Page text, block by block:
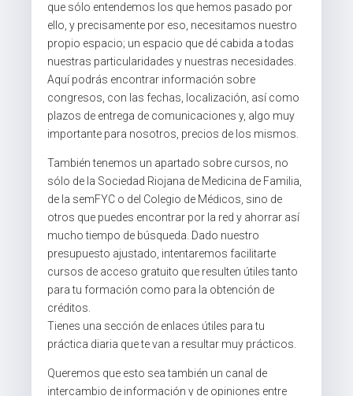
que sólo entendemos los que hemos pasado por
ello, y precisamente por eso, necesitamos nuestro
propio espacio; un espacio que dé cabida a todas
nuestras particularidades y nuestras necesidades.
Aquí podrás encontrar información sobre
congresos, con las fechas, localización, así como
plazos de entrega de comunicaciones y, algo muy
importante para nosotros, precios de los mismos.
También tenemos un apartado sobre cursos, no
sólo de la Sociedad Riojana de Medicina de Familia,
de la semFYC o del Colegio de Médicos, sino de
otros que puedes encontrar por la red y ahorrar así
mucho tiempo de búsqueda. Dado nuestro
presupuesto ajustado, intentaremos facilitarte
cursos de acceso gratuito que resulten útiles tanto
para tu formación como para la obtención de
créditos.
Tienes una sección de enlaces útiles para tu
práctica diaria que te van a resultar muy prácticos.
Queremos que esto sea también un canal de
intercambio de información y de opiniones entre